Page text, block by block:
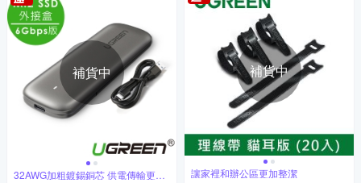
補貨中
32AWG加粗鍍錫銅芯 供電傳輸更穩
補貨中
讓家裡和辦公區更加整潔